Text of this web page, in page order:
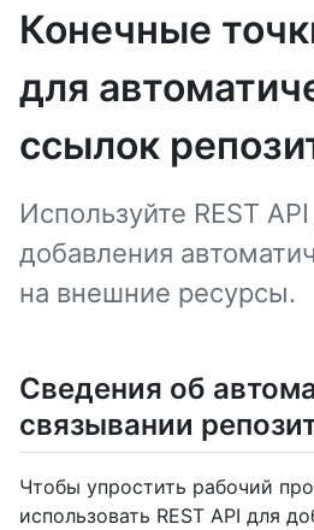
Конечные
для
ссылок
Используйте REST
добавления
на внешние ресурсы.
Сведения об
связывании
Чтобы упростить рабочий
использовать REST API для